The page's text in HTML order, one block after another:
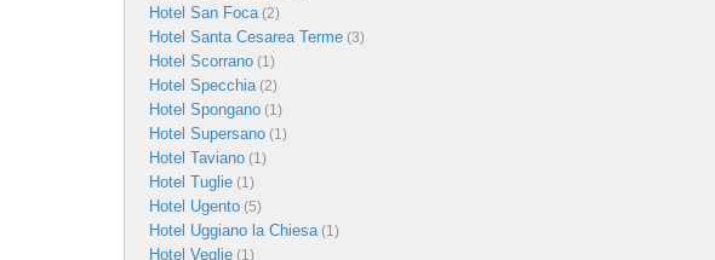
Hotel San Foca(2)
Hotel Santa Cesarea Terme (3)
Hotel Scorrano (1)
Hotel Specchia(2)
Hotel Spongano (1)
Hotel Supersano (1)
Hotel Taviano (1)
Hotel Tuglie (1)
Hotel Ugento (5)
Hotel Uggiano la Chiesa(1)
Hotel Veglie (1)